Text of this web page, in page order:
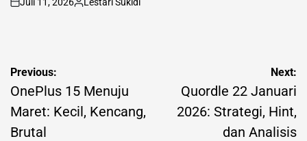
on
Posted
Navigasi
pos
Previous:
OnePlus 15 Menuju
Maret: Kecil, Kencang,
Brutal
Next:
Quordle 22 Januari
2026: Strategi, Hint,
dan Analisis